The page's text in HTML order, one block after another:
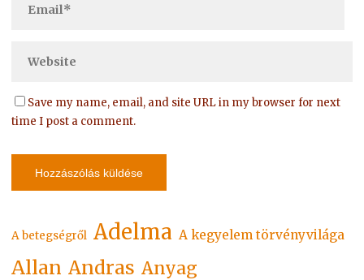
Save my name, email, and site URL in my browser for next
time I post a comment.
A betegségről Adelma A kegyelem törvényvilága
Allan Andras Anyag